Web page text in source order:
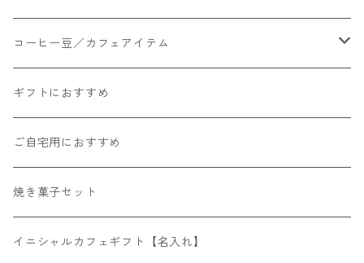
コーヒー豆／カフェアイテム
コーヒー豆
カフェインレスコーヒー
コーヒー豆100g
ドリップバッグコーヒー
お茶
カフェアイテム
ギフトにおすすめ
ご自宅用におすすめ
焼き菓子セット
イニシャルカフェギフト【名入れ】